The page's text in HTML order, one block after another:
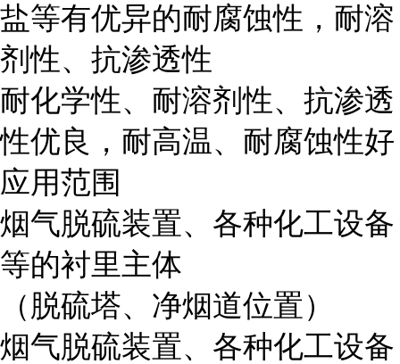
盐等有优异的耐腐蚀性，耐溶
剂性、抗渗透性
耐化学性、耐溶剂性、抗渗透
性优良，耐高温、耐腐蚀性好
应用范围
烟气脱硫装置、各种化工设备
等的衬里主体
（脱硫塔、净烟道位置）
烟气脱硫装置、各种化工设备